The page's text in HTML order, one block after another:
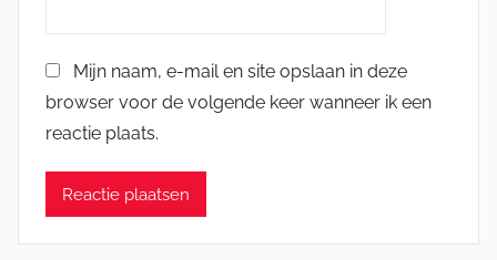
Mijn naam, e-mail en site opslaan in deze
browser voor de volgende keer wanneer ik een
reactie plaats.